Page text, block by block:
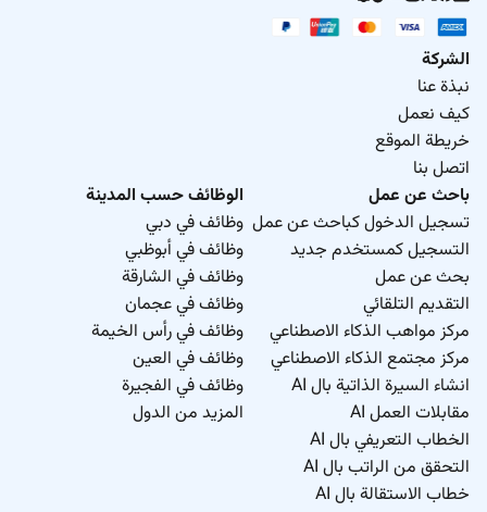
الشركة
نبذة عنا
كيف نعمل
خريطة الموقع
اتصل بنا
باحث عن عمل
تسجيل الدخول كباحث عن عمل
التسجيل كمستخدم جديد
بحث عن عمل
التقديم التلقائي
مركز مواهب الذكاء الاصطناعي
مركز مجتمع الذكاء الاصطناعي
انشاء السيرة الذاتية بال AI
مقابلات العمل AI
الخطاب التعريفي بال AI
التحقق من الراتب بال AI
خطاب الاستقالة بال AI
الوظائف حسب المدينة
وظائف في دبي
وظائف في أبوظبي
وظائف في الشارقة
وظائف في عجمان
وظائف في رأس الخيمة
وظائف في العين
وظائف في الفجيرة
المزيد من الدول